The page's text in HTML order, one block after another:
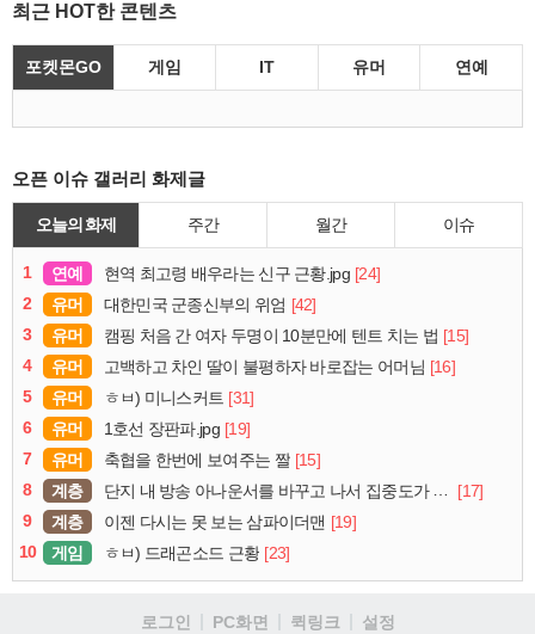
최근 HOT한 콘텐츠
포켓몬GO 게임 IT 유머 연예
오픈 이슈 갤러리 화제글
오늘의 화제 주간 월간 이슈
1 연예 현역 최고령 배우라는 신구 근황.jpg [24]
2
유머 대한민국 군종신부의 위엄 [42]
3
유머 캠핑 처음 간 여자 두명이 10분만에 텐트 치는 법 [15]
4
유머 고백하고 차인 딸이 불평하자 바로잡는 어머님 [16]
5
유머 ㅎㅂ) 미니스커트 [31]
6
유머 1호선 장판파.jpg [19]
7
유머 축협을 한번에 보여주는 짤 [15]
8
계층 단지 내 방송 아나운서를 바꾸고 나서 집중도가 확 올라갔다는 한 아파트의 안내방송
[17]
9
계층 이젠 다시는 못 보는 삼파이더맨 [19]
10
게임 ㅎㅂ) 드래곤소드 근황 [23]
로그인 PC화면 퀵링크 설정